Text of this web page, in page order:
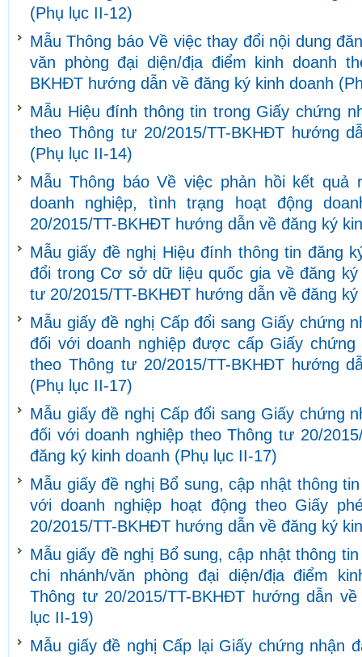
(Phụ lục II-12)
Mẫu Thông báo Về việc thay đổi nội dung
văn phòng đại diện/địa điểm kinh doanh
BKHĐT hướng dẫn về đăng ký kinh doanh
Mẫu Hiệu đính thông tin trong Giấy chứng
theo Thông tư 20/2015/TT-BKHĐT hướng
(Phụ lục II-14)
Mẫu Thông báo Về việc phản hồi kết quả
doanh nghiệp, tình trạng hoạt động
20/2015/TT-BKHĐT hướng dẫn về đăng ký
Mẫu giấy đề nghị Hiệu đính thông tin đăng
đổi trong Cơ sở dữ liệu quốc gia về đăng ký
tư 20/2015/TT-BKHĐT hướng dẫn về đăng
Mẫu giấy đề nghị Cấp đổi sang Giấy chứng
đối với doanh nghiệp được cấp Giấy
theo Thông tư 20/2015/TT-BKHĐT hướng
(Phụ lục II-17)
Mẫu giấy đề nghị Cấp đổi sang Giấy chứng
đối với doanh nghiệp theo Thông tư 20/
đăng ký kinh doanh (Phụ lục II-17)
Mẫu giấy đề nghị Bổ sung, cập nhật thông
với doanh nghiệp hoạt động theo Giấy
20/2015/TT-BKHĐT hướng dẫn về đăng ký
Mẫu giấy đề nghị Bổ sung, cập nhật thông
chi nhánh/văn phòng đại diện/địa điểm
Thông tư 20/2015/TT-BKHĐT hướng dẫn
lục II-19)
Mẫu giấy đề nghị Cấp lại Giấy chứng nhận